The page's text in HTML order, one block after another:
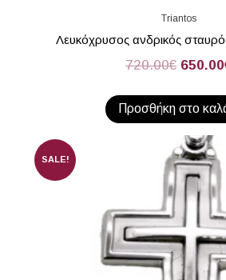
Triantos
Λευκόχρυσος ανδρικός
720.00€ 650.00
Προσθήκη στο
SALE!